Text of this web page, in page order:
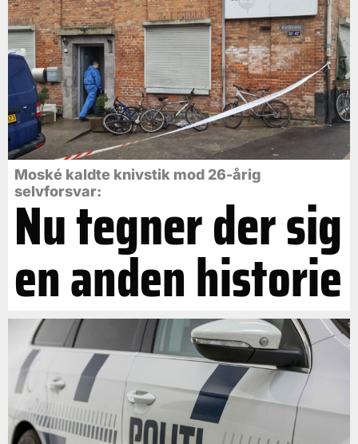
Moské kaldte knivstik mod 26-årig
selvforsvar:
Nu tegner der sig
en anden historie